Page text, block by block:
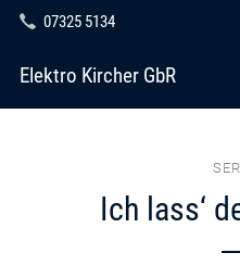
07325 5134
Elektro Kircher GbR
Ich lass‘